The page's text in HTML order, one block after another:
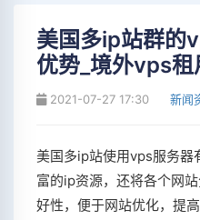
美国多ip站群的
优势_境外vps租
2021-07-27 17:30 新闻
美国多ip站使用vps服务器
富的ip资源，还将各个网
好性，便于网站优化，提